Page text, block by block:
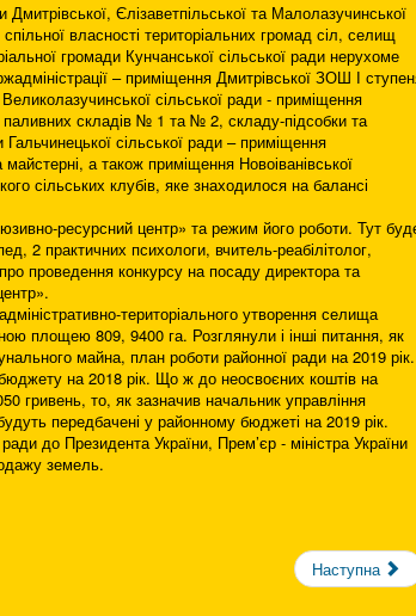
Єлізаветпільської та Малолазучинської
власності територіальних громад сіл, селищ
громади Кунчанської сільської ради нерухоме
– приміщення Дмитрівської ЗОШ І
сільської ради - приміщення
складів № 1 та № 2, складу-підсобки та
сільської ради – приміщення
а також приміщення Новоіванівської
сільських клубів, яке знаходилося на балансі
ресурсний центр» та режим його роботи. Тут
2 практичних психологи, вчитель-реабілітолог,
проведення конкурсу на посаду директора та
територіального утворення селища
площею 809, 9400 га. Розглянули і інші питання, як
майна, план роботи районної ради на 2019 рік.
на 2018 рік. Що ж до неосвоєних коштів на
гривень, то, як зазначив начальник управління
передбачені у районному бюджеті на 2019 рік.
до Президента України, Прем’єр - міністра України
земель.
Наступна